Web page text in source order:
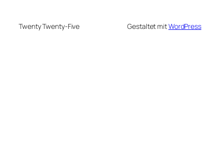
Twenty Twenty-Five Gestaltet mitWordPress